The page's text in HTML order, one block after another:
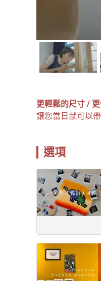
更輕鬆的尺寸 /
讓您當日就可以
選項